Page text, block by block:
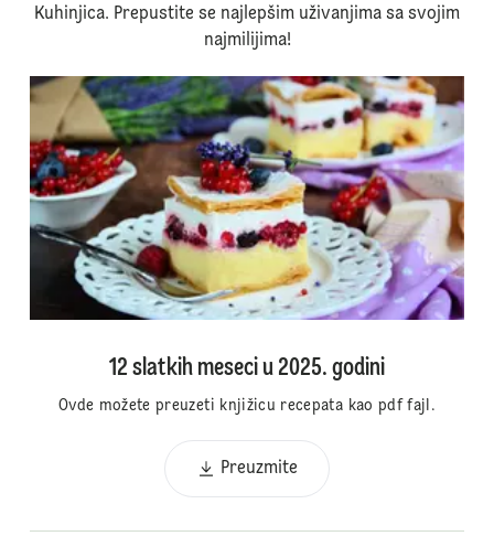
Kuhinjica. Prepustite se najlepšim uživanjima sa svojim
najmilijima!
12 slatkih meseci u 2025. godini
Ovde možete preuzeti knjižicu recepata kao pdf fajl.
Preuzmite